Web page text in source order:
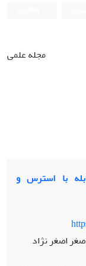
مجله علمی
با استرس و
اصغر نژاد